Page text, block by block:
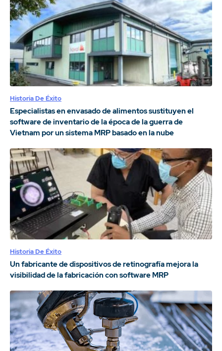
Historia De Éxito
Especialistas en envasado de alimentos sustituyen el
software de inventario de la época de la guerra de
Vietnam por un sistema MRP basado en la nube
Historia De Éxito
Un fabricante de dispositivos de retinografía mejora la
visibilidad de la fabricación con software MRP